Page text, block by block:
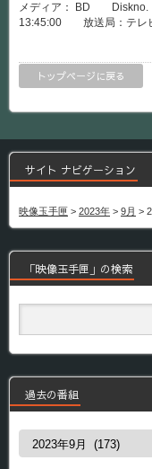
メディア： BD Diskno.
13:45:00 放送局：テレ
トップページに戻る
サイト ナビゲーション
映像玉手匣 > 2023年 > 9月 >
「映像玉手匣」の検索
過去の番組
過